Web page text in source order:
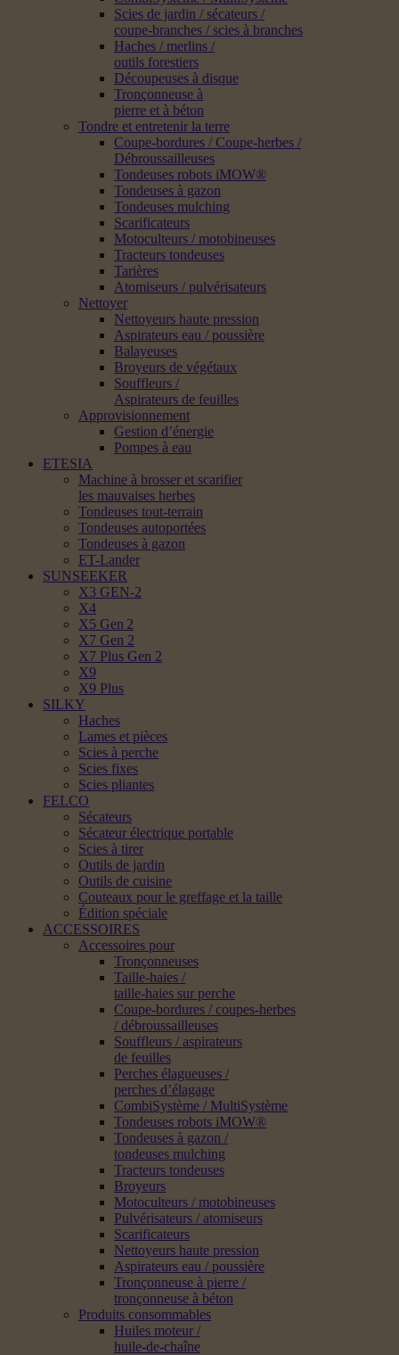
Scies de jardin / sécateurs /
coupe-branches / scies à branches
Haches / merlins /
outils forestiers
Découpeuses à disque
Tronçonneuse à
pierre et à béton
Tondre et entretenir la terre
Coupe-bordures / Coupe-herbes /
Débroussailleuses
Tondeuses robots iMOW®
Tondeuses à gazon
Tondeuses mulching
Scarificateurs
Motoculteurs / motobineuses
Tracteurs tondeuses
Tarières
Atomiseurs / pulvérisateurs
Nettoyer
Nettoyeurs haute pression
Aspirateurs eau / poussière
Balayeuses
Broyeurs de végétaux
Souffleurs /
Aspirateurs de feuilles
Approvisionnement
Gestion d’énergie
Pompes à eau
ETESIA
Machine à brosser et scarifier
les mauvaises herbes
Tondeuses tout-terrain
Tondeuses autoportées
Tondeuses à gazon
ET-Lander
SUNSEEKER
X3 GEN-2
X4
X5 Gen 2
X7 Gen 2
X7 Plus Gen 2
X9
X9 Plus
SILKY
Haches
Lames et pièces
Scies à perche
Scies fixes
Scies pliantes
FELCO
Sécateurs
Sécateur électrique portable
Scies à tirer
Outils de jardin
Outils de cuisine
Couteaux pour le greffage et la taille
Édition spéciale
ACCESSOIRES
Accessoires pour
Tronçonneuses
Taille-haies /
taille-haies sur perche
Coupe-bordures / coupes-herbes
/ débroussailleuses
Souffleurs / aspirateurs
de feuilles
Perches élagueuses /
perches d’élagage
CombiSystème / MultiSystème
Tondeuses robots iMOW®
Tondeuses à gazon /
tondeuses mulching
Tracteurs tondeuses
Broyeurs
Motoculteurs / motobineuses
Pulvérisateurs / atomiseurs
Scarificateurs
Nettoyeurs haute pression
Aspirateurs eau / poussière
Tronçonneuse à pierre /
tronçonneuse à béton
Produits consommables
Huiles moteur /
huile-de-chaîne